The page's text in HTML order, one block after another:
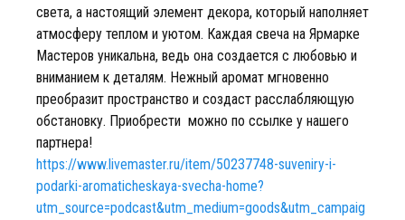
света, а настоящий элемент декора, который наполняет
атмосферу теплом и уютом. Каждая свеча на Ярмарке
Мастеров уникальна, ведь она создается с любовью и
вниманием к деталям. Нежный аромат мгновенно
преобразит пространство и создаст расслабляющую
обстановку. Приобрести можно по ссылке у нашего
партнера!
https://www.livemaster.ru/item/50237748-suveniry-i-
podarki-aromaticheskaya-svecha-home?
utm_source=podcast&utm_medium=goods&utm_campaig